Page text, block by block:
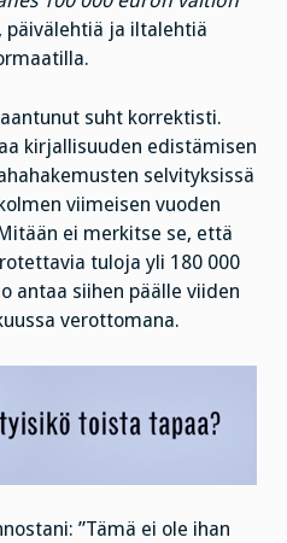
päivälehtiä ja iltalehtiä
suht korrektisti.
kirjallisuuden edistämisen
selvityksissä
viimeisen vuoden
ei merkitse se, että
tuloja yli 180 000
antaa siihen päälle viiden
verottomana.
”Tämä ei ole ihan